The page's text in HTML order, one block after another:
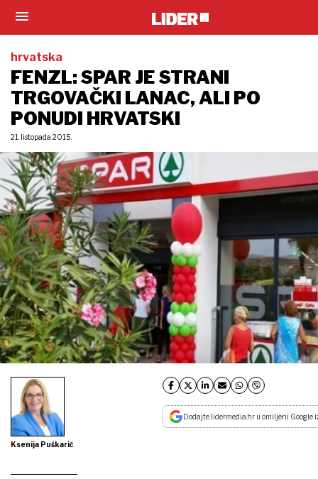
hrvatska
FENZL: SPAR JE STRANI
TRGOVAČKI LANAC, ALI PO
PONUDI HRVATSKI
21. listopada 2015.
Ksenija Puškarić
Dodajte lidermedia.hr u omiljeni Google